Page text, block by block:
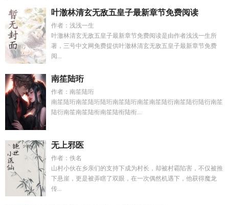
叶澈林清玄无敌五皇子最新章节免费阅读
作者：浅浅一生
叶澈林清玄无敌五皇子最新章节免费阅读是由作者浅浅一生所
著，三号中文网免费提供叶澈林清玄无敌五皇子最新章节免费
阅...
南笙陆珩
作者：南笙陆珩
南笙陆珩南笙陆珩陆珩南笙陆珩南笙南笙陆衍南笙陆衍陆衍南笙
陆衍南笙南笙陆衔南笙陆衔陆衔...
无上邪医
作者：佚名
山村小伙在乡亲们的支持下成为村长，却被村霸陷害，不仅被推
下悬崖，更是被弄瞎了双眼，在一次偶然机遇下，他获得魔龙
传...